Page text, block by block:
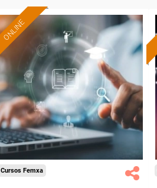
ONLINE
Formación 100%
subvencionada.
Para desempleados,
trabajadores y autónomos.
Sector
-Educación.
Cursos Femxa